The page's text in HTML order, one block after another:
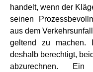
handelt, wenn der
seinen
aus dem
geltend zu machen.
deshalb berechtigt,
abzurechnen.